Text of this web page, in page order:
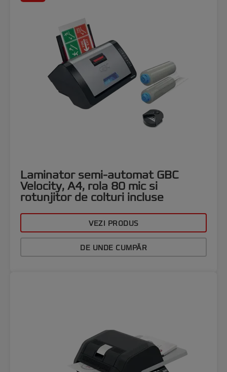
Laminator semi-automat GBC
Velocity, A4, rola 80 mic si
rotunjitor de colturi incluse
VEZI PRODUS
DE UNDE CUMPĂR